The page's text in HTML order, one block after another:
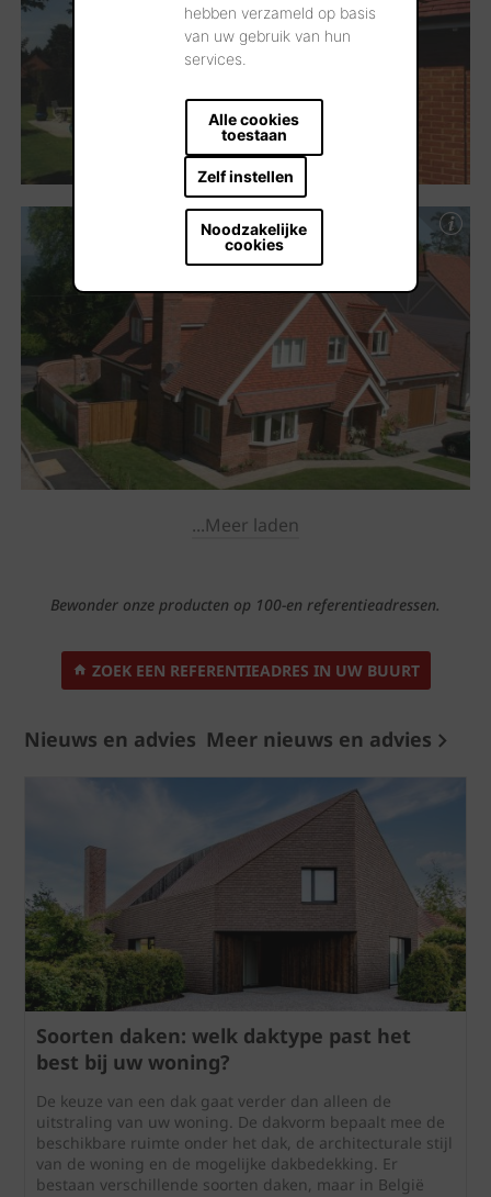
hebben verzameld op basis
van uw gebruik van hun
services.
Alle cookies
toestaan
Zelf instellen
Noodzakelijke
cookies
...Meer laden
Bewonder onze producten op 100-en referentieadressen.
ZOEK EEN REFERENTIEADRES IN UW BUURT
Nieuws en advies Meer nieuws en advies
Soorten daken: welk daktype past het
best bij uw woning?
De keuze van een dak gaat verder dan alleen de
uitstraling van uw woning. De dakvorm bepaalt mee de
beschikbare ruimte onder het dak, de architecturale stijl
van de woning en de mogelijke dakbedekking. Er
bestaan verschillende soorten daken, maar in België